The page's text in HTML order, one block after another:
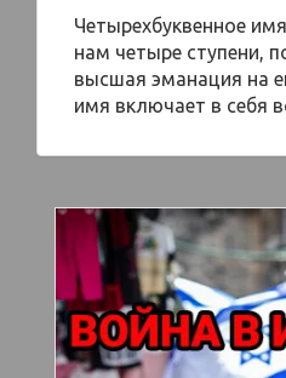
Четырехбуквенное
нам четыре ступени,
высшая эманация на
имя включает в себя